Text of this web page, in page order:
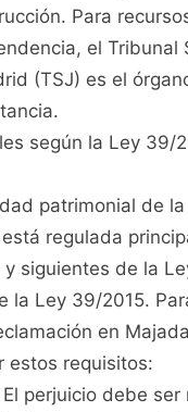
Para
el Tribunal
(TSJ) es el
según la Ley 39/
patrimonial de la
regulada
siguientes de la
la Ley 39/2015.
en
estos requisitos:
El perjuicio debe ser